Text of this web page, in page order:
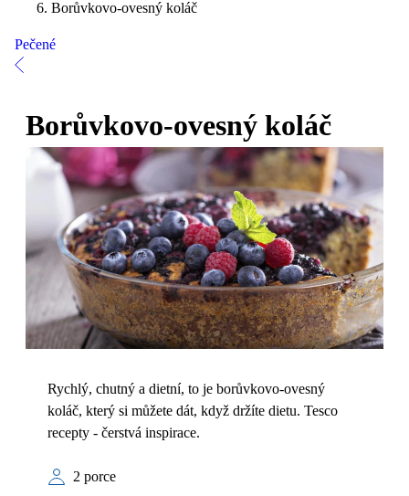
Borůvkovo-ovesný koláč
Pečené
Borůvkovo-ovesný koláč
Rychlý, chutný a dietní, to je borůvkovo-ovesný
koláč, který si můžete dát, když držíte dietu. Tesco
recepty - čerstvá inspirace.
2 porce